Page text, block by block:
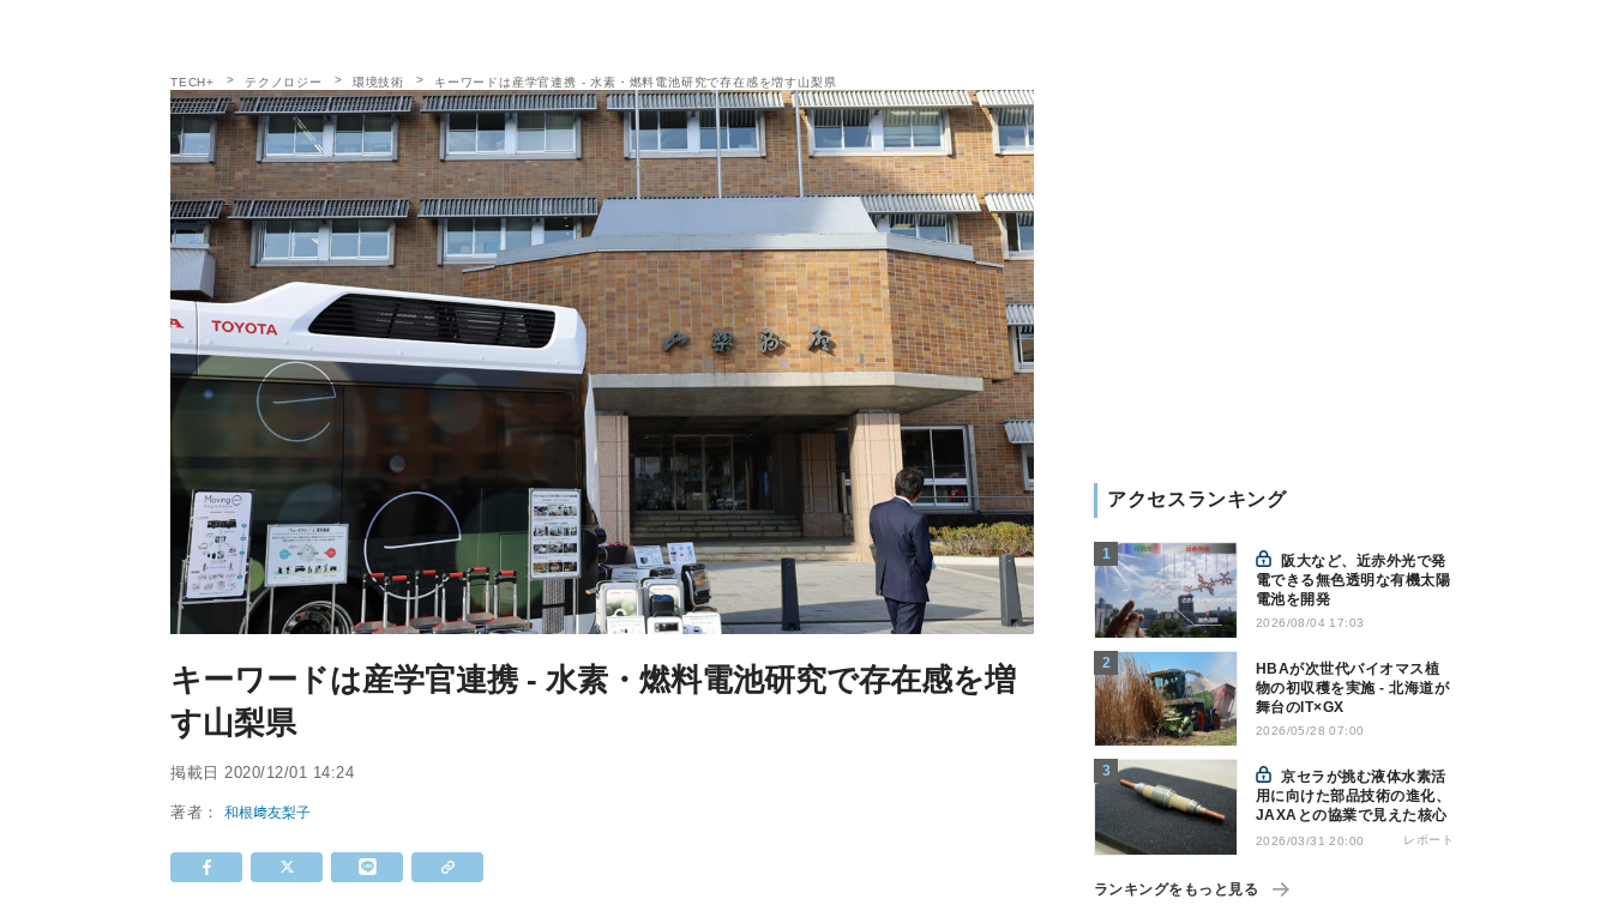
TECH+ テクノロジー 環境技術 キーワードは産学官連携 - 水素・燃料電池研究で存在感を増す山梨県
キーワードは産学官連携 - 水素・燃料電池研究で存在感を増
す山梨県
掲載日 2020/12/01 14:24
著者：和根﨑友梨子
アクセスランキング
電できる無色透明な有機太陽
電池を開発
2026/08/04 17:03
HBAが次世代バイオマス植
物の初収穫を実施 - 北海道が
舞台のIT×GX
2026/05/28 07:00
京セラが挑む液体水素活
用に向けた部品技術の進化、
JAXAとの協業で見えた核心
2026/03/31 20:00 レポート
ランキングをもっと見る